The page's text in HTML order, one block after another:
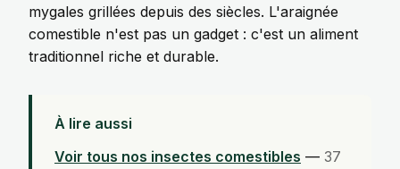
mygales grillées depuis des siècles. L'araignée
comestible n'est pas un gadget : c'est un aliment
traditionnel riche et durable.
À lire aussi
Voir tous nos insectes comestibles — 37